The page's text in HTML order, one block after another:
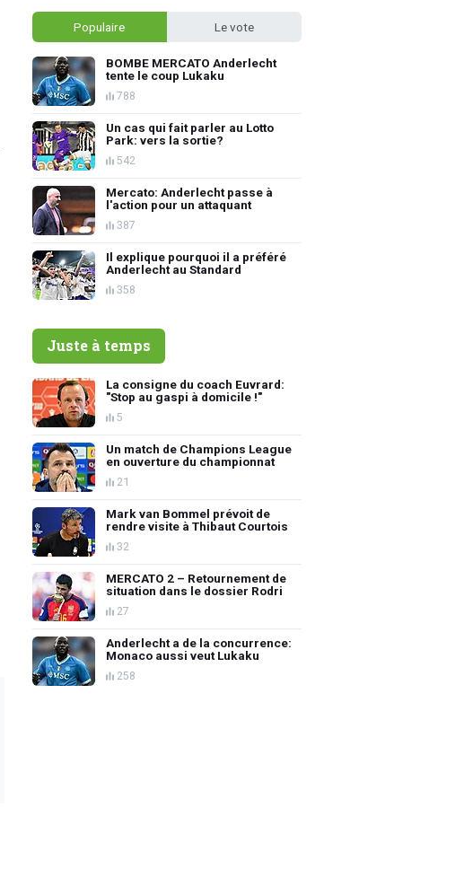
Populaire Le vote
BOMBE MERCATO Anderlecht
tente le coup Lukaku
788
Un cas qui fait parler au Lotto
Park: vers la sortie?
542
Mercato: Anderlecht passe à
l'action pour un attaquant
387
Il explique pourquoi il a préféré
Anderlecht au Standard
358
Juste à temps
La consigne du coach Euvrard:
"Stop au gaspi à domicile !"
5
Un match de Champions League
en ouverture du championnat
21
Mark van Bommel prévoit de
rendre visite à Thibaut Courtois
32
MERCATO 2 – Retournement de
situation dans le dossier Rodri
27
Anderlecht a de la concurrence:
Monaco aussi veut Lukaku
258